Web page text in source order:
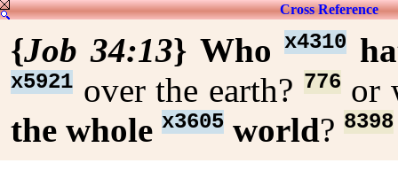
Cross Reference
{Job 34:13} Whox4310
x5921 over the earth? 776or
the whole x3605 world? 8398